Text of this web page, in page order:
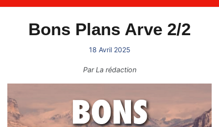
Bons Plans Arve 2/2
18 Avril 2025
ParLa rédaction